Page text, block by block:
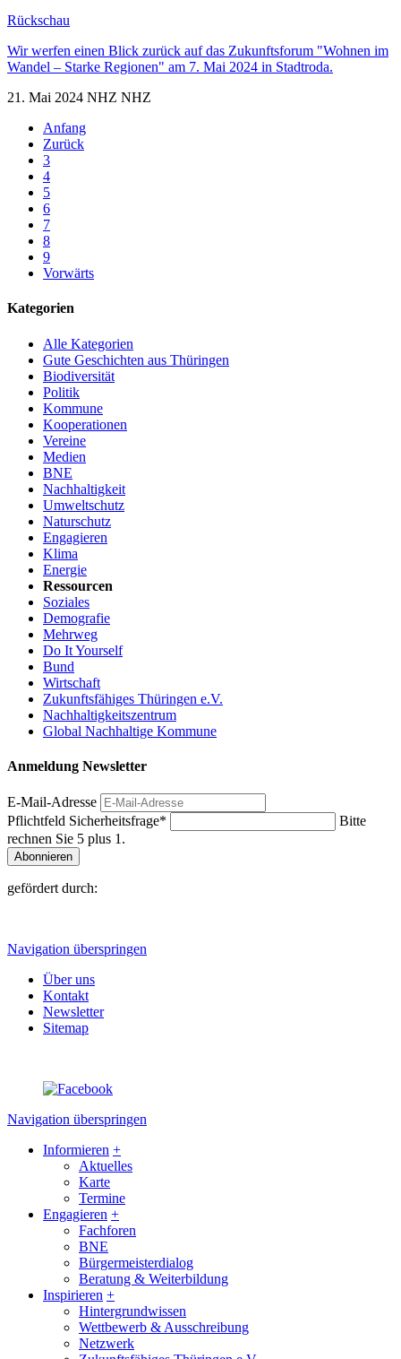
Rückschau
Wir werfen einen Blick zurück auf das Zukunftsforum "Wohnen im
Wandel – Starke Regionen" am 7. Mai 2024 in Stadtroda.
21. Mai 2024 NHZ NHZ
Anfang
Zurück
3
4
5
6
7
8
9
Vorwärts
Kategorien
Alle Kategorien
Gute Geschichten aus Thüringen
Biodiversität
Politik
Kommune
Kooperationen
Vereine
Medien
BNE
Nachhaltigkeit
Umweltschutz
Naturschutz
Engagieren
Klima
Energie
Ressourcen
Soziales
Demografie
Mehrweg
Do It Yourself
Bund
Wirtschaft
Zukunftsfähiges Thüringen e.V.
Nachhaltigkeitszentrum
Global Nachhaltige Kommune
Anmeldung Newsletter
E-Mail-Adresse
Pflichtfeld Sicherheitsfrage*
Bitte
rechnen Sie 5 plus 1.
Abonnieren
gefördert durch:
Navigation überspringen
Über uns
Kontakt
Newsletter
Sitemap
Navigation überspringen
Informieren +
Aktuelles
Karte
Termine
Engagieren +
Fachforen
BNE
Bürgermeisterdialog
Beratung & Weiterbildung
Inspirieren +
Hintergrundwissen
Wettbewerb & Ausschreibung
Netzwerk